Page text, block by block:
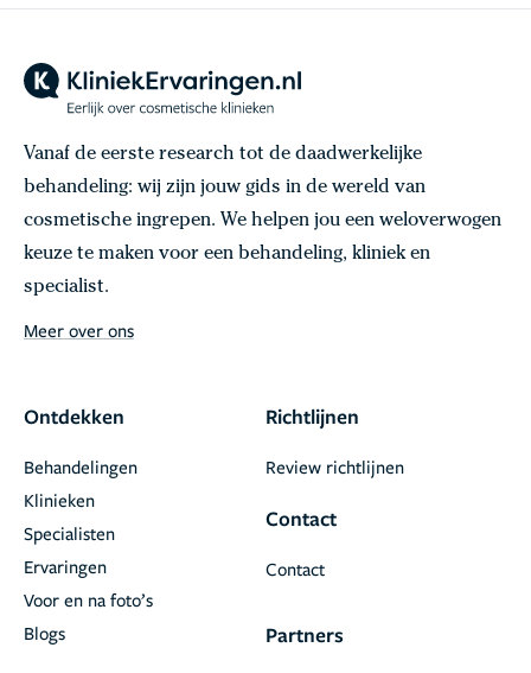
Vanaf de eerste research tot de daadwerkelijke
behandeling: wij zijn jouw gids in de wereld van
cosmetische ingrepen. We helpen jou een weloverwogen
keuze te maken voor een behandeling, kliniek en
specialist.
Meer over ons
Ontdekken
Behandelingen
Klinieken
Specialisten
Ervaringen
Voor en na foto’s
Blogs
Richtlijnen
Review richtlijnen
Contact
Contact
Partners